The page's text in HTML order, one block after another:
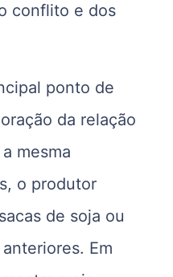
conflito e dos
ponto de
da relação
mesma
o produtor
de soja ou
Em